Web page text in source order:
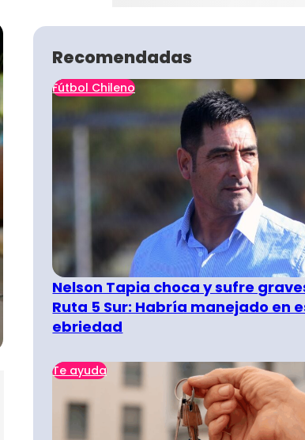
Recomendadas
Fútbol Chileno
Nelson Tapia choca y sufre
Ruta 5 Sur: Habría manejado en
ebriedad
Te ayuda